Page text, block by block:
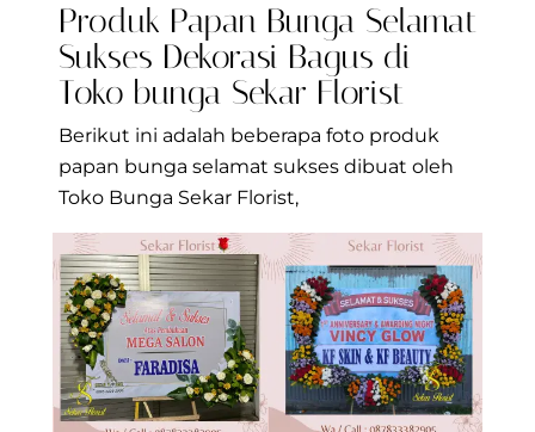
Produk Papan Bunga Selamat
Sukses Dekorasi Bagus di
Toko bunga Sekar Florist
Berikut ini adalah beberapa foto produk
papan bunga selamat sukses dibuat oleh
Toko Bunga Sekar Florist,